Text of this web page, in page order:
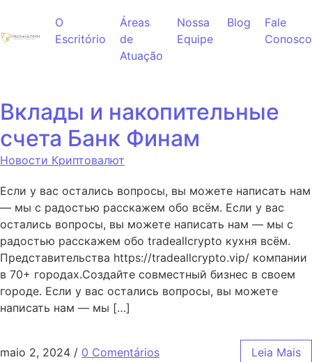
O
Escritório
Áreas
de
Atuação
Nossa
Equipe
Blog
Fale
Conosco
Вклады и накопительные
счета Банк Финам
Новости Криптовалют
Если у вас остались вопросы, вы можете написать нам
— мы с радостью расскажем обо всём. Если у вас
остались вопросы, вы можете написать нам — мы с
радостью расскажем обо tradeallcrypto кухня всём.
Представительства https://tradeallcrypto.vip/ компании
в 70+ городах.Создайте совместный бизнес в своем
городе. Если у вас остались вопросы, вы можете
написать нам — мы […]
maio 2, 2024 / 0 Comentários Leia Mais